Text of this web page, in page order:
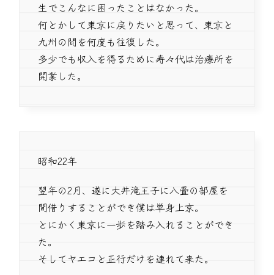
生でこんなに困ったことはなかった。
何とかして東京に戻りたいと思って、東京と
九州の間を何度も往復した。
多少でも収入を得るために寿々代は治療所を
開業した。
昭和22年
翌年の2月、遂に大井滝王子に八畳の部屋を
間借りすることができ僕は単身上京。
とにかく東京に一歩を踏み入れることができ
た。
そしてヤエコと正行だけを連れて来た。